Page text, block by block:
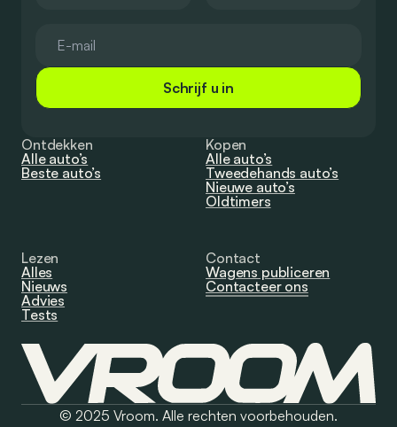
Schrijf u in
Ontdekken
Alle auto’s
Beste auto’s
Kopen
Alle auto’s
Tweedehands auto’s
Nieuwe auto’s
Oldtimers
Lezen
Alles
Nieuws
Advies
Tests
Contact
Wagens publiceren
Contacteer ons
© 2025 Vroom. Alle rechten voorbehouden.